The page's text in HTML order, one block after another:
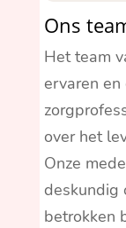
Ons
Het team
ervaren
over het
Onze
deskundig
betrokken